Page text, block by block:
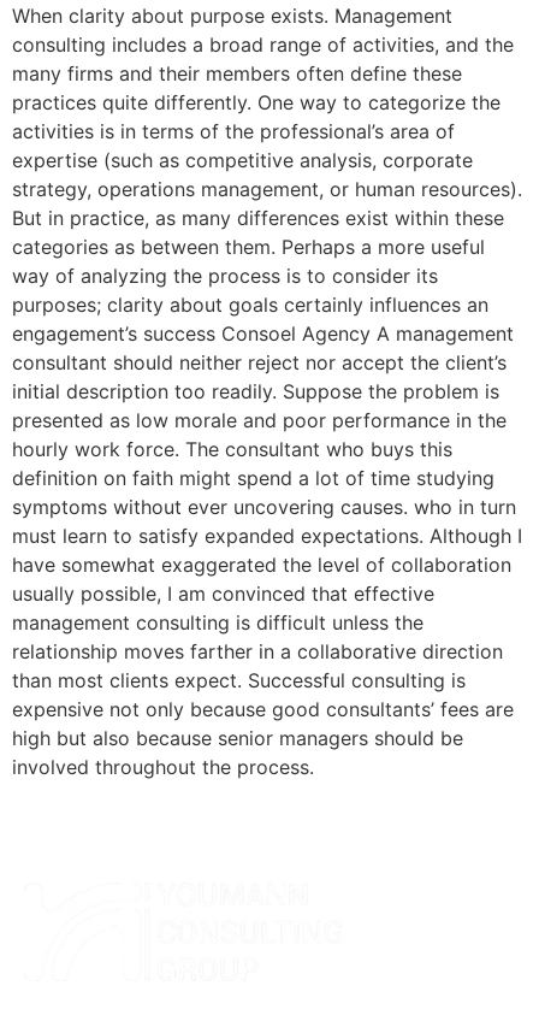
When clarity about purpose exists. Management
consulting includes a broad range of activities, and the
many firms and their members often define these
practices quite differently. One way to categorize the
activities is in terms of the professional’s area of
expertise (such as competitive analysis, corporate
strategy, operations management, or human resources).
But in practice, as many differences exist within these
categories as between them. Perhaps a more useful
way of analyzing the process is to consider its
purposes; clarity about goals certainly influences an
engagement’s success Consoel Agency A management
consultant should neither reject nor accept the client’s
initial description too readily. Suppose the problem is
presented as low morale and poor performance in the
hourly work force. The consultant who buys this
definition on faith might spend a lot of time studying
symptoms without ever uncovering causes. who in turn
must learn to satisfy expanded expectations. Although I
have somewhat exaggerated the level of collaboration
usually possible, I am convinced that effective
management consulting is difficult unless the
relationship moves farther in a collaborative direction
than most clients expect. Successful consulting is
expensive not only because good consultants’ fees are
high but also because senior managers should be
involved throughout the process.